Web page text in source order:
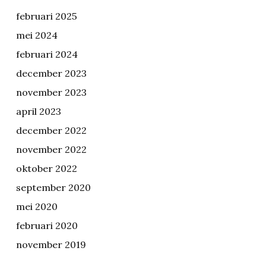
februari 2025
mei 2024
februari 2024
december 2023
november 2023
april 2023
december 2022
november 2022
oktober 2022
september 2020
mei 2020
februari 2020
november 2019